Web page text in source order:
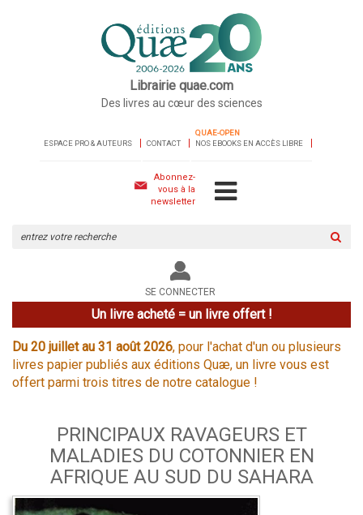
Librairie quae.com
Des livres au cœur des sciences
ESPACE PRO & AUTEURS CONTACT
QUAE-OPEN
NOS EBOOKS EN ACCÈS LIBRE
Abonnez-
vous à la
newsletter
le
site
SE CONNECTER
Un livre acheté = un livre offert !
Du 20 juillet au 31 août 2026, pour l'achat d'un ou plusieurs
livres papier publiés aux éditions Quæ, un livre vous est
offert parmi trois titres de notre catalogue !
PRINCIPAUX RAVAGEURS ET
MALADIES DU COTONNIER EN
AFRIQUE AU SUD DU SAHARA